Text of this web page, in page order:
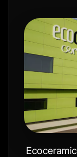
Ecoceramic